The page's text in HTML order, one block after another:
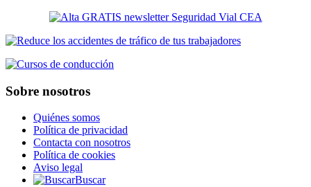
Sobre nosotros
Quiénes somos
Política de privacidad
Contacta con nosotros
Política de cookies
Aviso legal
Buscar